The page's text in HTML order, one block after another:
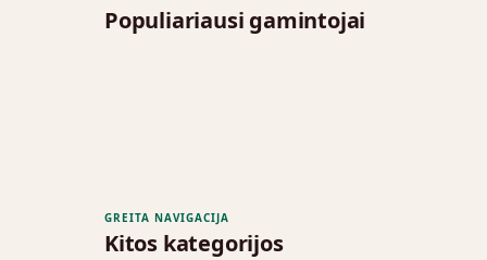
Populiariausi gamintojai
GREITA NAVIGACIJA
Kitos kategorijos